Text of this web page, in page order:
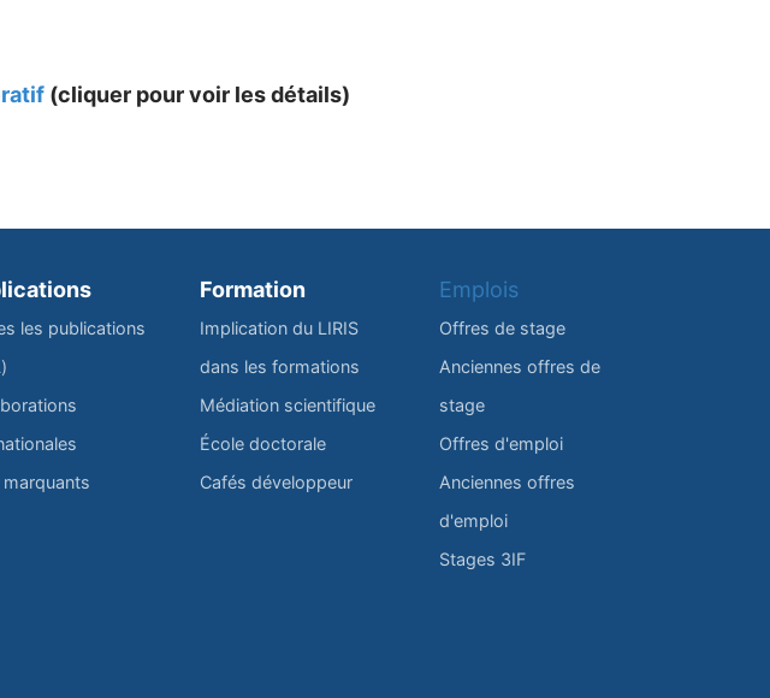
(cliquer pour voir les détails)
les publications
marquants
Formation
Implication du LIRIS
dans les formations
Médiation scientifique
École doctorale
Cafés développeur
Emplois
Offres de stage
Anciennes offres de
stage
Offres d'emploi
Anciennes offres
d'emploi
Stages 3IF